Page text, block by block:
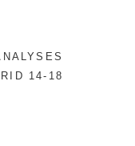
14-18